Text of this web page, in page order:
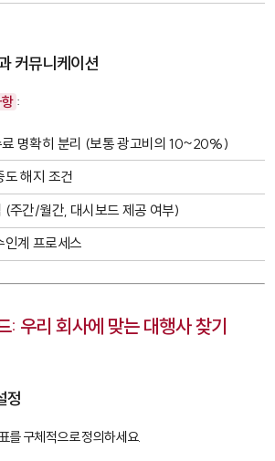
커뮤니케이션
:
명확히 분리 (보통 광고비의 10~20%)
도 해지 조건
(주간/월간, 대시보드 제공 여부)
인계 프로세스
: 우리 회사에 맞는 대행사 찾기
정
를 구체적으로 정의하세요.